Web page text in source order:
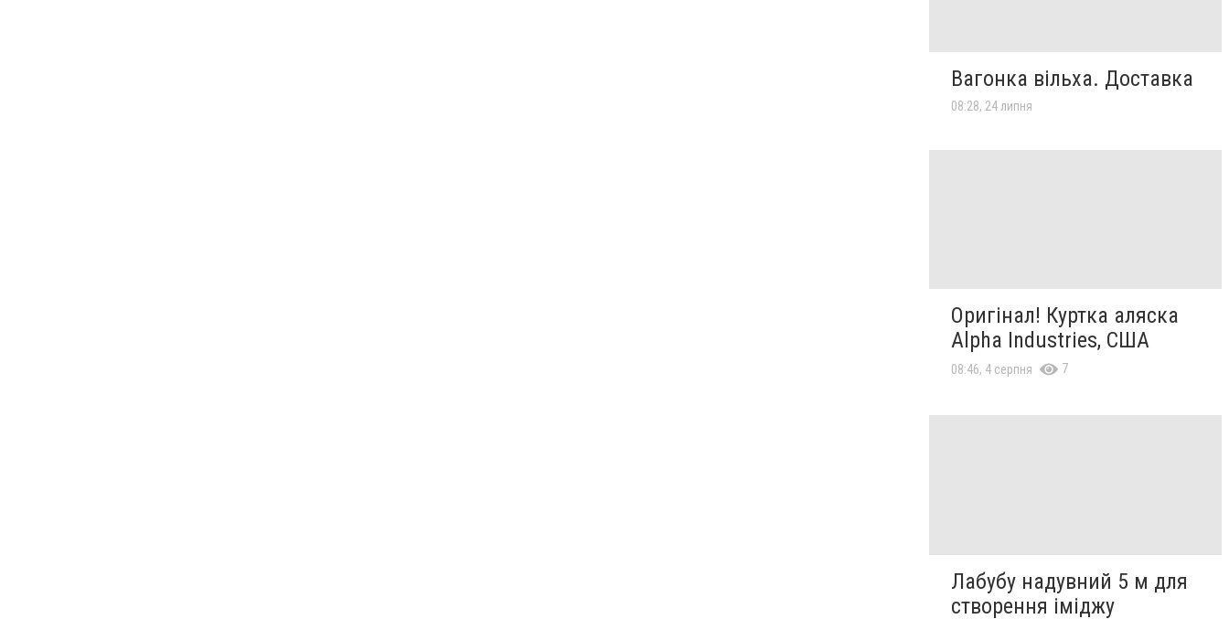
Вагонка вільха. Доставка
08:28, 24 липня
Оригінал! Куртка аляска
Alpha Industries, США
08:46, 4 серпня 7
Лабубу надувний 5 м для
створення іміджу